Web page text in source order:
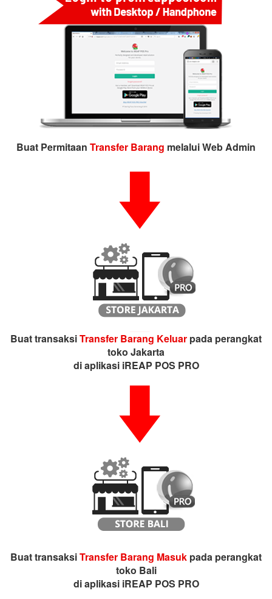
Buat Permitaan Transfer Barang melalui Web Admin
Buat transaksiTransfer Barang Keluar pada perangkat
toko Jakarta
di aplikasi iREAP POS PRO
Buat transaksiTransfer Barang Masuk pada perangkat
toko Bali
di aplikasi iREAP POS PRO